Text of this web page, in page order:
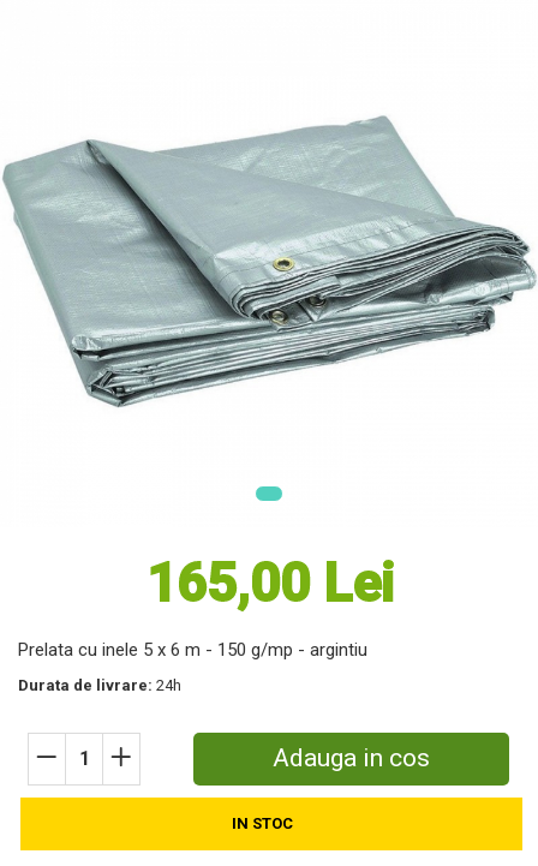
Topoare
Suflante
Aspirator pentru frunze
Compostoare
Tocator resturi vegetale
Tavalugi manuali
Scarificatoare
Gama Gazon
Tăvălugi pentru gazon
Utilaje Agricole
Motocositori
Motocoase
Granulatoare furaje
Mori cereale
Tocatori vegetatie
165,00 Lei
Prelata cu inele 5 x 6 m - 150 g/mp - argintiu
Durata de livrare: 24h
Adauga in cos
IN STOC